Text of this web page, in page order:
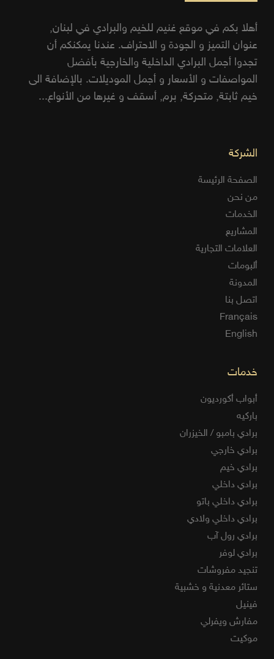
أهلا بكم في موقع غنيم للخيم والبرادي في لبنان,
عنوان التميز و الجودة و الاحتراف. عندنا يمكنكم أن
تجدوا أجمل البرادي الداخلية والخارجية بأفضل
المواصفات و الأسعار و أجمل الموديلات. بالإضافة الى
خيم ثابتة, متحركة, برم, أسقف و غيرها من الأنواع...
الشركة
الصفحة الرئيسة
من نحن
الخدمات
المشاريع
العلامات التجارية
ألبومات
المدونة
اتصل بنا
Français
English
خدمات
أبواب أكورديون
باركيه
برادي بامبو / الخيزران
برادي خارجي
برادي خيم
برادي داخلي
برادي داخلي باتو
برادي داخلي ولادي
برادي رول آب
برادي لوفر
تنجيد مفروشات
ستائر معدنية و خشبية
فينيل
مفارش ويفرلي
موكيت